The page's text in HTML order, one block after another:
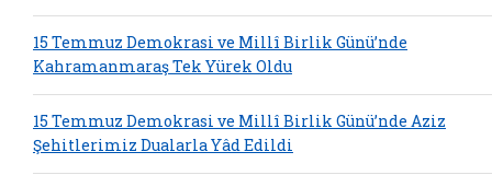
15 Temmuz Demokrasi ve Millî Birlik Günü’nde
Kahramanmaraş Tek Yürek Oldu
15 Temmuz Demokrasi ve Millî Birlik Günü’nde Aziz
Şehitlerimiz Dualarla Yâd Edildi